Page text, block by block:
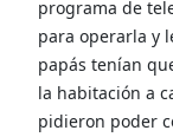
programa de
para operarla y
papás tenían
la habitación a
pidieron poder